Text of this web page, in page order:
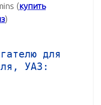
(купить
)
для
УАЗ: